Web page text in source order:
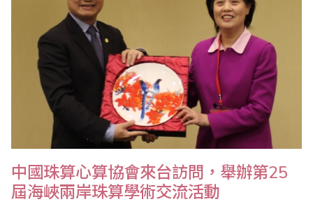
中國珠算心算協會來台訪問，舉辦第25
屆海峽兩岸珠算學術交流活動